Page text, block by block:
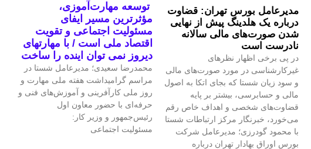
مدیرعامل بورس تهران: قضاوت
درباره یک هلدینگ پیش از نهایی
شدن صورت‌های مالی سالانه
نادرست است
در پی برخی اظهار نظرهای
غیرکارشناسی در مورد صورت‌های مالی
و سود زیان شستا که بجای اتکا به اصول
مالی و حسابرسی، بیشتر بر پایه
قضاوت‌‌های شخصی و اهداف خاص رقم
می‌خورد، خبرنگار مرکز ارتباطات شستا
با محمود گودرزی؛ مدیرعامل شرکت
بورس اوراق بهادار تهران درباره
توسعه مهارت‌آموزی،
مؤثرترین مسیر ایفای
مسئولیت اجتماعی و تقویت
اقتصاد ملی است / با مهارتهای
دیروز نمی توان اینده را ساخت
محمدرضا سعیدی؛ مدیرعامل شستا در
مراسم گرامیداشت هفته ملی مهارت و
روز ملی کارآفرینی و آموزش‌های فنی و
حرفه‌ای با حضور معاون اول
رئیس‌جمهور و وزیر کار:
مسئولیت اجتماعی